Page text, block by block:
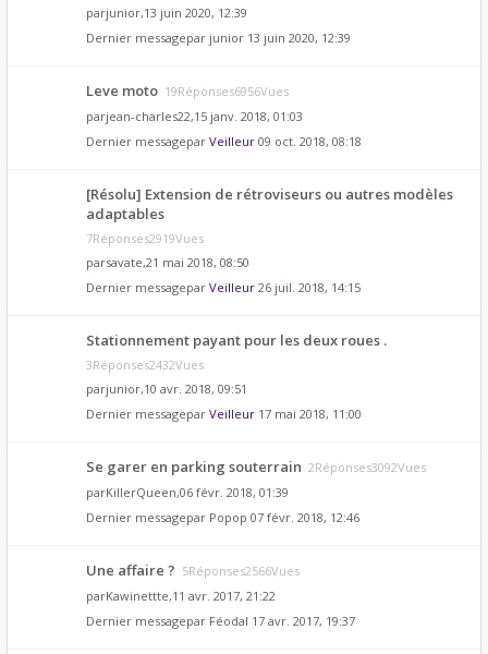
parjunior,13 juin 2020, 12:39
Dernier messagepar junior 13 juin 2020, 12:39
Leve moto 19Réponses6956Vues
parjean-charles22,15 janv. 2018, 01:03
Dernier messagepar Veilleur 09 oct. 2018, 08:18
[Résolu] Extension de rétroviseurs ou autres modèles
adaptables
7Réponses2919Vues
parsavate,21 mai 2018, 08:50
Dernier messagepar Veilleur 26 juil. 2018, 14:15
Stationnement payant pour les deux roues .
3Réponses2432Vues
parjunior,10 avr. 2018, 09:51
Dernier messagepar Veilleur 17 mai 2018, 11:00
Se garer en parking souterrain 2Réponses3092Vues
parKillerQueen,06 févr. 2018, 01:39
Dernier messagepar Popop 07 févr. 2018, 12:46
Une affaire ? 5Réponses2566Vues
parKawinettte,11 avr. 2017, 21:22
Dernier messagepar Féodal 17 avr. 2017, 19:37